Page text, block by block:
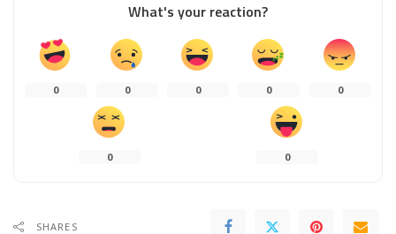
What's your reaction?
0 0 0 0 0
0 0
SHARES